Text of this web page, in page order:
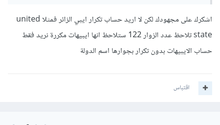
اما بالنسبة لا ستعمال قواعد البيانات في PHP فليس لدي خبره
كافيه فيها
اشكرك على مجهودك لكن لا اريد حساب تكرار ايبي الزائر فمثلا united
state تلاحظ عدد الزوار 122 ستلاحظ انها ايبيهات مكررة نريد فقط
حساب الايبيهات بدون تكرار بجوارها اسم الدولة
اقتباس